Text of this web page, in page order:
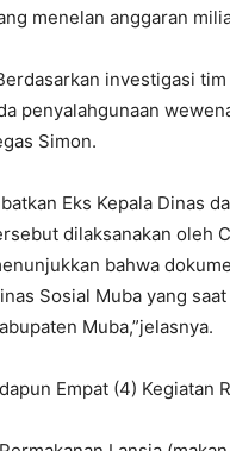
menelan anggaran
investigasi
penyalahgunaan
Simon.
Eks Kepala Dinas
dilaksanakan oleh
bahwa
Sosial Muba yang
Muba,”jelasnya.
Empat (4) Kegiatan